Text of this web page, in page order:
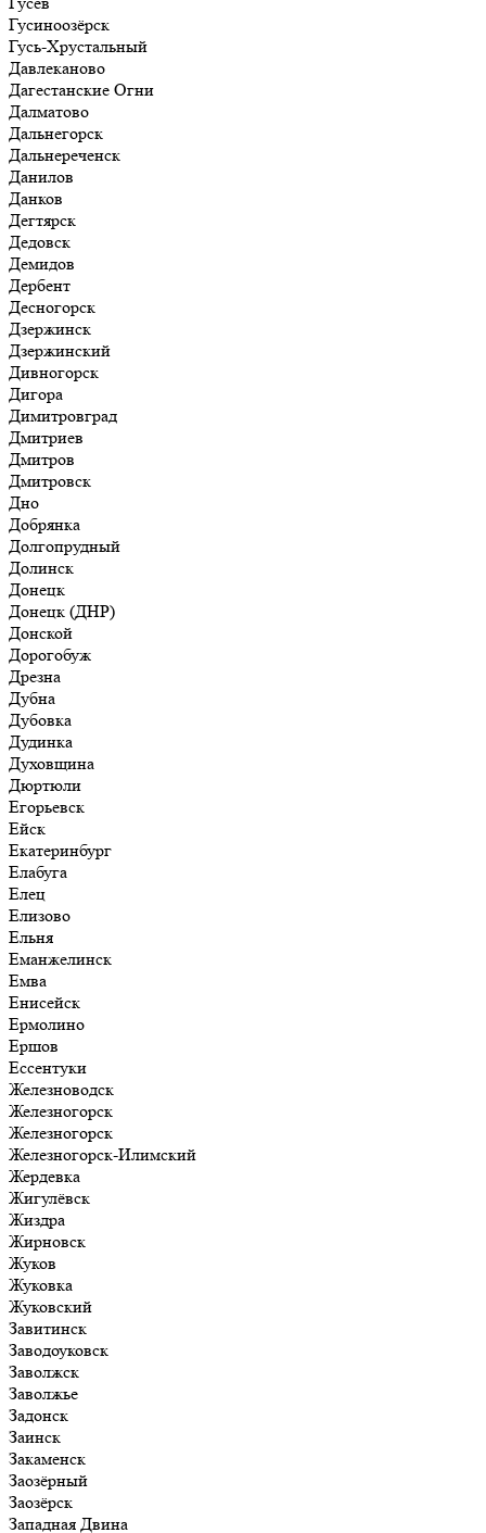
Гусиноозёрск
Гусь-Хрустальный
Давлеканово
Дагестанские Огни
Далматово
Дальнегорск
Дальнереченск
Данилов
Данков
Дегтярск
Дедовск
Демидов
Дербент
Десногорск
Дзержинск
Дзержинский
Дивногорск
Дигора
Димитровград
Дмитриев
Дмитров
Дмитровск
Дно
Добрянка
Долгопрудный
Долинск
Донецк
Донецк (ДНР)
Донской
Дорогобуж
Дрезна
Дубна
Дубовка
Дудинка
Духовщина
Дюртюли
Егорьевск
Ейск
Екатеринбург
Елабуга
Елец
Елизово
Ельня
Еманжелинск
Емва
Енисейск
Ермолино
Ершов
Ессентуки
Железноводск
Железногорск
Железногорск
Железногорск-Илимский
Жердевка
Жигулёвск
Жиздра
Жирновск
Жуков
Жуковка
Жуковский
Завитинск
Заводоуковск
Заволжск
Заволжье
Задонск
Заинск
Закаменск
Заозёрный
Заозёрск
Западная Двина